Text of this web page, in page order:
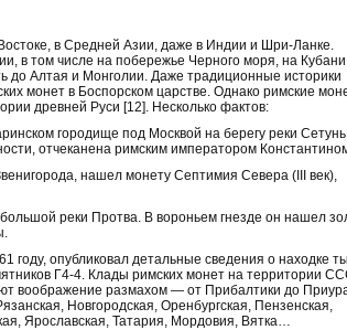
в Средней Азии, даже в Индии и Шри-Ланке.
в том числе на побережье Черного моря, на
до Алтая и Монголии. Даже традиционные историки
монет в Боспорском царстве. Однако римские
древней Руси [12]. Несколько фактов:
городище под Москвой на берегу реки Сетунь
отчеканена римским императором
нашел монету Септимия Севера (III век),
реки Протва. В вороньем гнезде он нашел
году, опубликовал детальные сведения о находке
Г4-4. Клады римских монет на территории
воображение размахом — от Прибалтики до
Новгородская, Оренбургская, Пензенская,
Ярославская, Татария, Мордовия, Вятка…